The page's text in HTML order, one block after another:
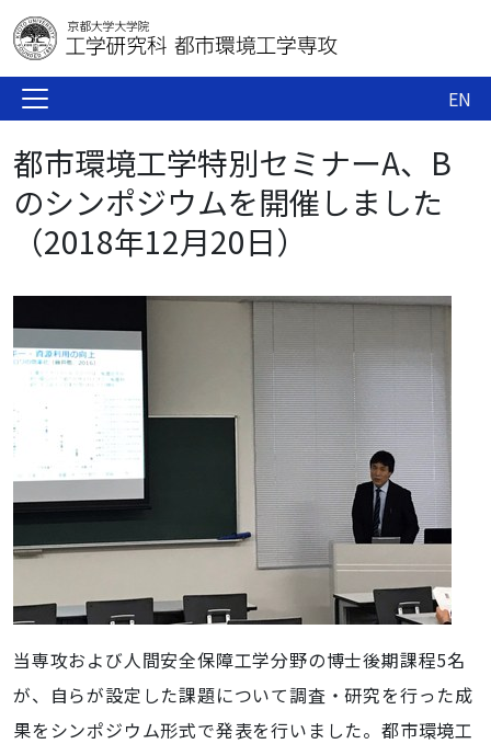
EN
都市環境工学特別セミナーA、B
のシンポジウムを開催しました
（2018年12月20日）
当専攻および人間安全保障工学分野の博士後期課程5名
が、自らが設定した課題について調査・研究を行った成
果をシンポジウム形式で発表を行いました。都市環境工